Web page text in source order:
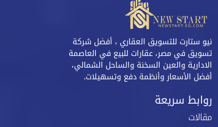
نيو ستارت للتسويق العقاري ، أفضل شركة
تسويق في مصر، عقارات للبيع في العاصمة
الادارية والعين السخنة والساحل الشمالي،
أفضل الأسعار وأنظمة دفع وتسهيلات.
روابط سريعة
مقالات